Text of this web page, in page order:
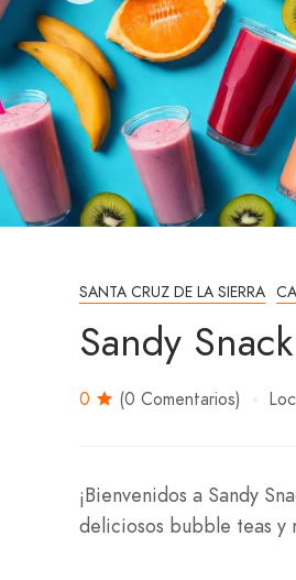
SANTA CRUZ DE LA SIERRA
Sandy
0 (0 Comentarios)
¡Bienvenidos a Sandy
deliciosos bubble teas y